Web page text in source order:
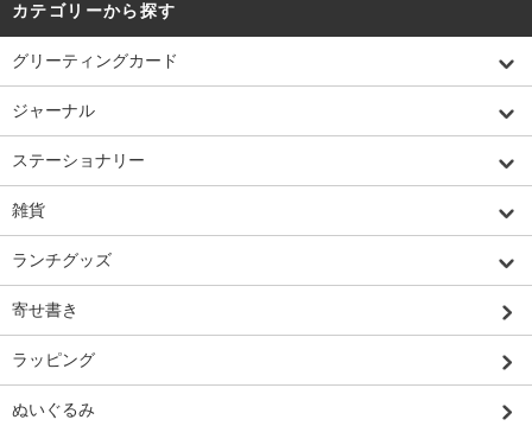
カテゴリーから探す
グリーティングカード
ジャーナル
ステーショナリー
雑貨
ランチグッズ
寄せ書き
ラッピング
ぬいぐるみ